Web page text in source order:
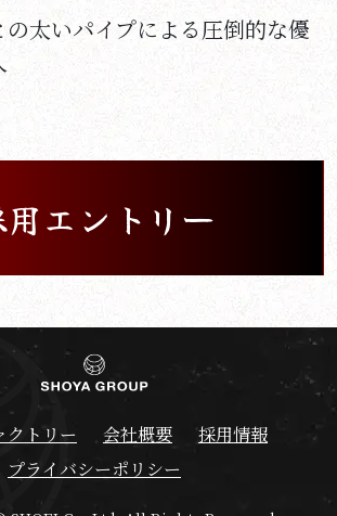
太いパイプによる圧倒的な優
エントリー
クトリー 会社概要
採用情報
プライバシーポリシー